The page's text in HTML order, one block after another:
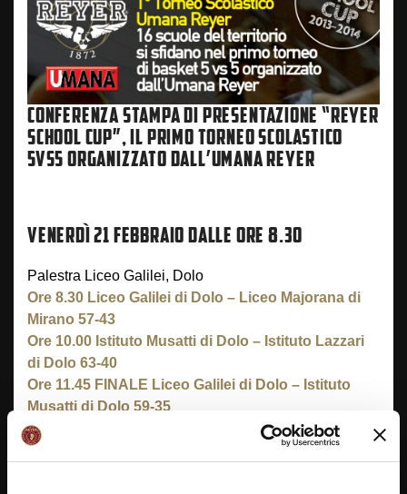
CONFERENZA STAMPA DI PRESENTAZIONE “REYER
SCHOOL CUP”, IL PRIMO TORNEO SCOLASTICO
5VS5 ORGANIZZATO DALL’UMANA REYER
VENERDÌ 21 FEBBRAIO DALLE ORE 8.30
Palestra Liceo Galilei, Dolo
Ore 8.30 Liceo Galilei di Dolo – Liceo Majorana di
Mirano 57-43
Ore 10.00 Istituto Musatti di Dolo – Istituto Lazzari
di Dolo 63-40
Ore 11.45 FINALE Liceo Galilei di Dolo – Istituto
Musatti di Dolo 59-35
GIOVEDÌ 6 MARZO DALLE ORE 8.30